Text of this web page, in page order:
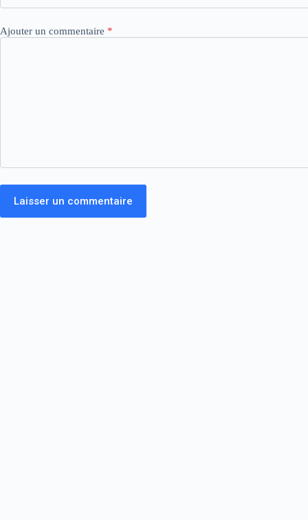
Ajouter un commentaire *
Laisser un commentaire